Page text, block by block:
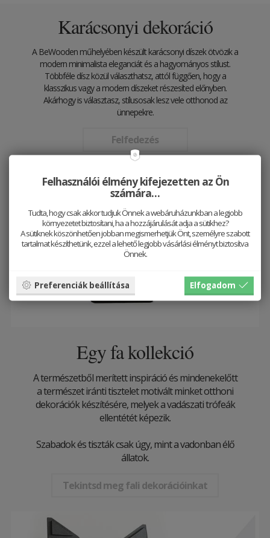
Karácsonyi dekoráció
A BeWooden műhelyében készült karácsonyi díszek ötvözik a
modern minimalista eleganciát és a hagyományos stílust.
Többféle dísz közül választhatsz, attól függően, hogy a
klasszikus vagy a modern díszeket részesíted előnyben.
Akárhogy is választasz, stílusosak lesz vele otthonod az
ünnepekre.
Felfedezés
Egy fa kollekció
A természetből merített inspiráció és mindenekelőtt
a természet iránti tisztelet motivált minket otthoni
dekorációk készítésére, melyek a vadászati ​​trófeák
ellentétét képezik.
Szabadok és tiszták csak úgy, mint a vadonban élő
állatok.
Tekintsd meg fali dekorációinkat
Felhasználói élmény kifejezetten az Ön
számára…
Tudta, hogy csak akkor tudjuk Önnek a webáruházunkban a legjobb
környezetet biztosítani, ha a hozzájárulását adja a sütikhez?
A sütiknek köszönhetően jobban megismerhetjük Önt, személyre szabott
tartalmat készíthetünk, ezzel a lehető legjobb vásárlási élményt biztosítva
Önnek.
Preferenciák beállítása Elfogadom